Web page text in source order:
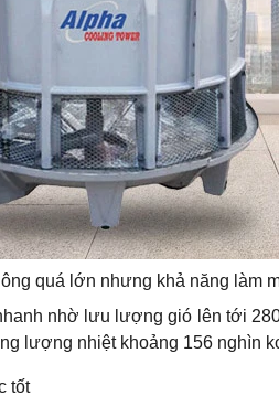
quá lớn nhưng khả năng làm
nhờ lưu lượng gió lên tới
lượng nhiệt khoảng 156 nghìn
tốt